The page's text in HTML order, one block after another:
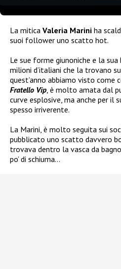
La mitica Valeria Marini ha
suoi follower uno scatto hot.
Le sue forme giunoniche e la
milioni d’italiani che la trovano
quest’anno abbiamo visto come
Fratello Vip , è molto amata dal
curve esplosive, ma anche per il
spesso irriverente.
La Marini, è molto seguita sui
pubblicato uno scatto davvero
trovava dentro la vasca da
po’ di schiuma…